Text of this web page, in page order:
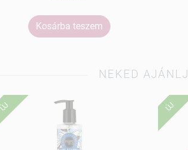
Kosárba teszem
NEKED
ÚJ ÚJ